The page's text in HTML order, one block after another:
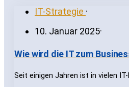
IT-Strategie ·
10. Januar 2025·
Wie wird die IT zum
Seit einigen Jahren ist in vielen